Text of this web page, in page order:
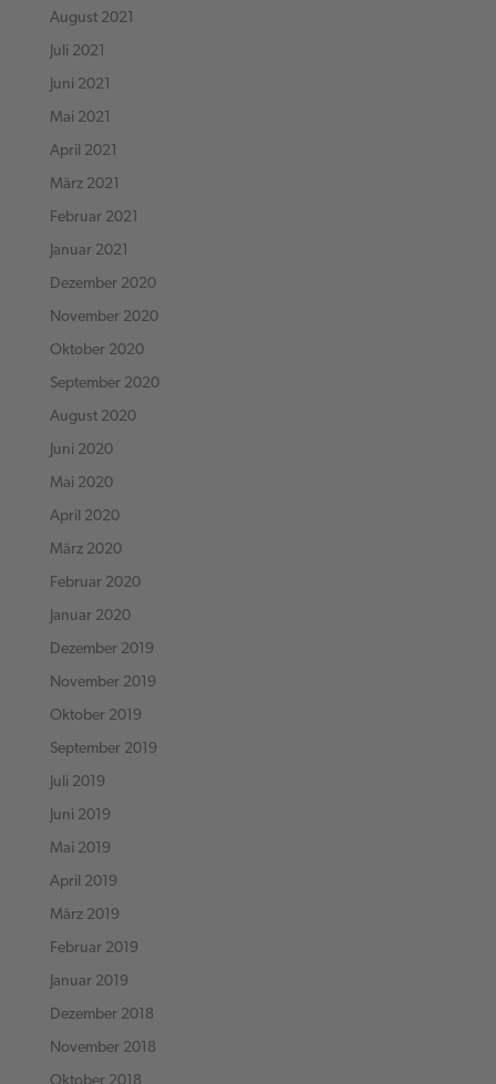
August 2021
Juli 2021
Juni 2021
Mai 2021
April 2021
März 2021
Februar 2021
Januar 2021
Dezember 2020
November 2020
Oktober 2020
September 2020
August 2020
Juni 2020
Mai 2020
April 2020
März 2020
Februar 2020
Januar 2020
Dezember 2019
November 2019
Oktober 2019
September 2019
Juli 2019
Juni 2019
Mai 2019
April 2019
März 2019
Februar 2019
Januar 2019
Dezember 2018
November 2018